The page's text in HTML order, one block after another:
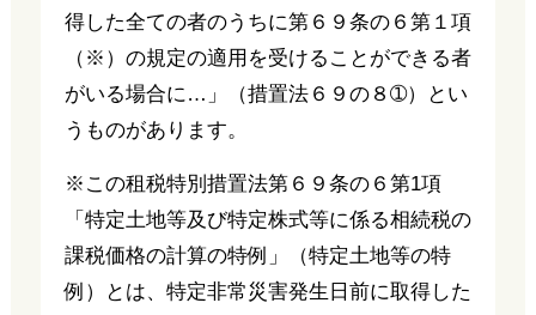
得した全ての者のうちに第６９条の６第１項
（※）の規定の適用を受けることができる者
がいる場合に…」（措置法６９の８➀）とい
うものがあります。
※この租税特別措置法第６９条の６第1項
「特定土地等及び特定株式等に係る相続税の
課税価格の計算の特例」（特定土地等の特
例）とは、特定非常災害発生日前に取得した